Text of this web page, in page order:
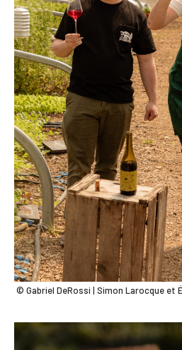
© Gabriel DeRossi | Simon Larocque et